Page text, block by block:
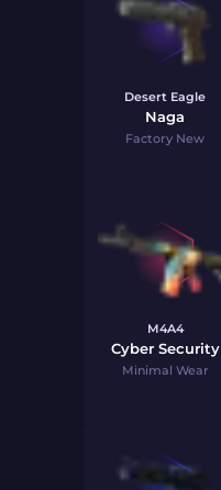
Desert Eagle
Naga
Factory New
M4A4
Cyber Security
Minimal Wear